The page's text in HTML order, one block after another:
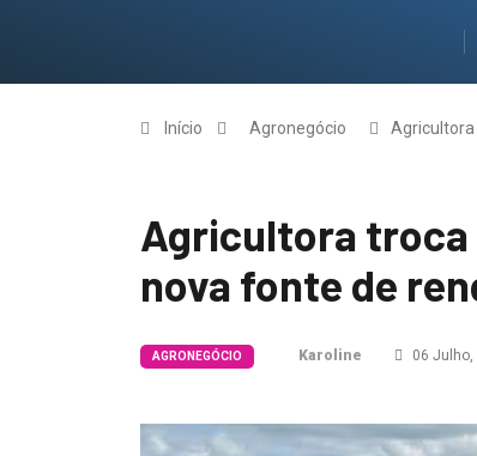
Início Agronegócio
Agricultora troca
nova fonte de
AGRONEGÓCIO Karoline 06 Julho,